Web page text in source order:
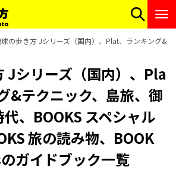
の歩き方 Jシリーズ（国内）、Plat、ランキング&
Jシリーズ（国内）、Pla
&テクニック、島旅、御
、BOOKS スペシャル
旅の読み物、BOOK
ガイドブック一覧